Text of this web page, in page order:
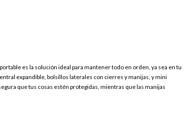
es la solución ideal para mantener todo en orden, ya sea en tu
expandible, bolsillos laterales con cierres y manijas, y mini
que tus cosas estén protegidas, mientras que las manijas